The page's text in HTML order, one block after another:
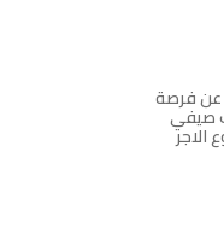
عن فرصة
صيفي
الاجر